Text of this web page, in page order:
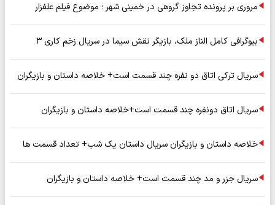
مروری بر پرونده تجاوز گروهی در خمینی شهر ؛ موضوع فیلم علفزار
بیوگرافی کامل الناز ملک، بازیگر نقش سیما در سریال زخم کاری ۳
سریال ترکی اتاق دو نفره چند قسمت است+ خلاصه داستان و بازیگران
سریال اتاق دونفره چند قسمت است+خلاصه داستان و بازیگران
خلاصه داستان و بازیگران سریال داستان یک شب+ تعداد قسمت ها
سریال جزر و مد چند قسمت است+ خلاصه داستان و بازیگران